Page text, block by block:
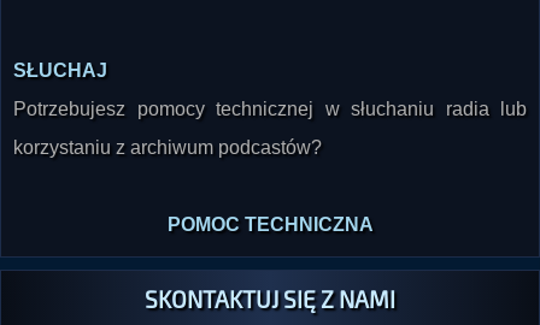
Potrzebujesz pomocy technicznej w słuchaniu radia lub
korzystaniu z archiwum podcastów?
SKONTAKTUJ SIĘ Z NAMI